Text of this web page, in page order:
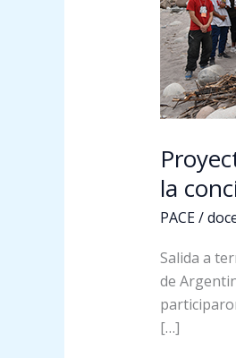
la
PACE/
Salida a
de
[…]
UTA
potencia
la
indagación
en
y
la
conciencia
medio
de
los
estudiantes